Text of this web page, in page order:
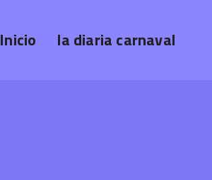
Inicio la diaria carnaval